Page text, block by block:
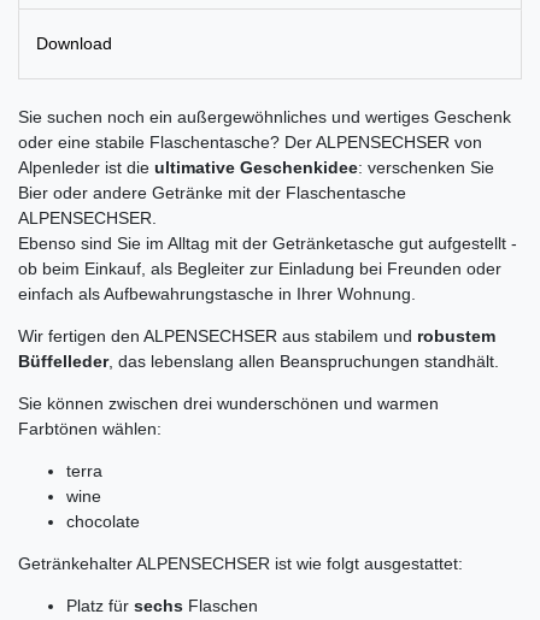
Download
Sie suchen noch ein außergewöhnliches und wertiges Geschenk
oder eine stabile Flaschentasche? Der ALPENSECHSER von
Alpenleder ist die ultimative Geschenkidee: verschenken Sie
Bier oder andere Getränke mit der Flaschentasche
ALPENSECHSER.
Ebenso sind Sie im Alltag mit der Getränketasche gut aufgestellt -
ob beim Einkauf, als Begleiter zur Einladung bei Freunden oder
einfach als Aufbewahrungstasche in Ihrer Wohnung.
Wir fertigen den ALPENSECHSER aus stabilem und robustem
Büffelleder, das lebenslang allen Beanspruchungen standhält.
Sie können zwischen drei wunderschönen und warmen
Farbtönen wählen:
terra
wine
chocolate
Getränkehalter ALPENSECHSER ist wie folgt ausgestattet:
Platz für sechs Flaschen